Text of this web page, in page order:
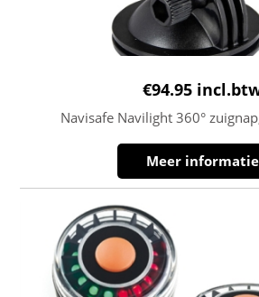
€94.95
Navisafe Navilight 360°
Meer informatie